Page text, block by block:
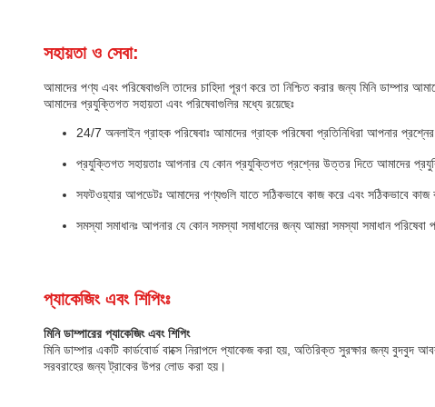
সহায়তা ও সেবা:
আমাদের পণ্য এবং পরিষেবাগুলি তাদের চাহিদা পূরণ করে তা নিশ্চিত করার জন্য মিনি ডাম্পার
আমাদের প্রযুক্তিগত সহায়তা এবং পরিষেবাগুলির মধ্যে রয়েছেঃ
24/7 অনলাইন গ্রাহক পরিষেবাঃ আমাদের গ্রাহক পরিষেবা প্রতিনিধিরা আপনার
প্রযুক্তিগত সহায়তাঃ আপনার যে কোন প্রযুক্তিগত প্রশ্নের উত্তর দিতে আমাদের
সফটওয়্যার আপডেটঃ আমাদের পণ্যগুলি যাতে সঠিকভাবে কাজ করে এবং সঠিকভাবে
সমস্যা সমাধানঃ আপনার যে কোন সমস্যা সমাধানের জন্য আমরা সমস্যা সমাধান পরিষেবা
প্যাকেজিং এবং শিপিংঃ
মিনি ডাম্পারের প্যাকেজিং এবং শিপিং
মিনি ডাম্পার একটি কার্ডবোর্ড বাক্সে নিরাপদে প্যাকেজ করা হয়, অতিরিক্ত সুরক্ষার জন্য
সরবরাহের জন্য ট্রাকের উপর লোড করা হয়।